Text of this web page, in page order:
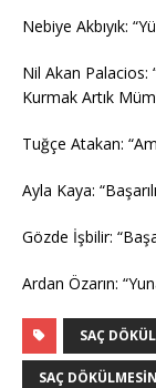
Nebiye Akbıyık:
Nil Akan Palacios:
Kurmak Artık
Tuğçe Atakan:
Ayla Kaya:
Gözde İşbilir:
Ardan Özarın:
SAÇ
SAÇ